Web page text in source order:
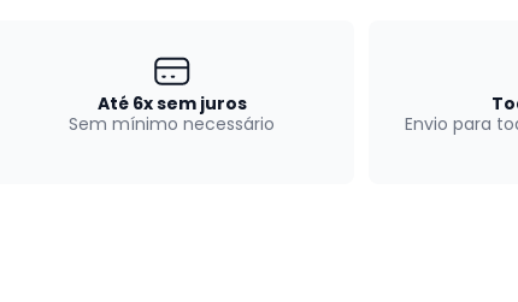
Até 6x sem juros
Sem mínimo necessário
Envio para